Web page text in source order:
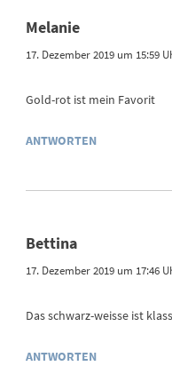
Melanie
17. Dezember 2019 um 15:59
Gold-rot ist mein Favorit
ANTWORTEN
Bettina
17. Dezember 2019 um 17:46
Das schwarz-weisse ist
ANTWORTEN